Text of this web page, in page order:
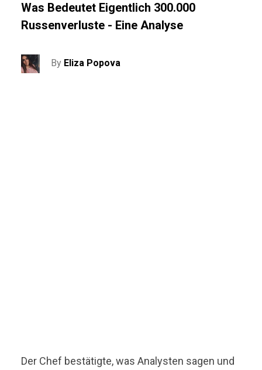
Was Bedeutet Eigentlich 300.000
Russenverluste - Eine Analyse
By Eliza Popova
Der Chef bestätigte, was Analysten sagen und